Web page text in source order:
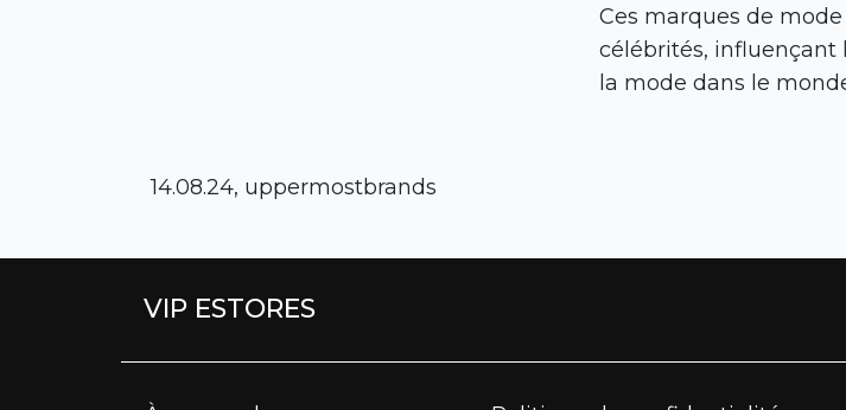
Ces marques de
célébrités, influençant
la mode dans le
14.08.24, uppermostbrands
VIP ESTORES